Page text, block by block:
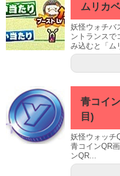
ムリカ
妖怪ウォチ
ントランスで
み込むと「ム
青コイ
目)
妖怪ウォッチ
青コインQR
ンQR...